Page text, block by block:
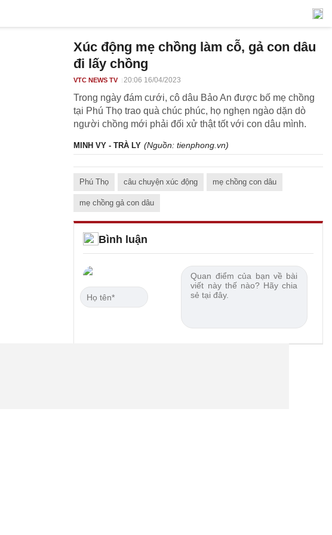
Xúc động mẹ chồng làm cỗ, gả con dâu
đi lấy chồng
VTC NEWS TV 20:06 16/04/2023
Trong ngày đám cưới, cô dâu Bảo An được bố mẹ chồng
tại Phú Thọ trao quà chúc phúc, họ nghẹn ngào dặn dò
người chồng mới phải đối xử thật tốt với con dâu mình.
MINH VY - TRÀ LY (Nguồn: tienphong.vn)
Phú Thọ câu chuyện xúc động mẹ chồng con dâu
mẹ chồng gả con dâu
Bình luận